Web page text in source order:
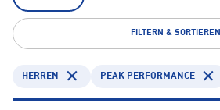
FILTERN & SORTIEREN
HERREN PEAK PERFORMANCE